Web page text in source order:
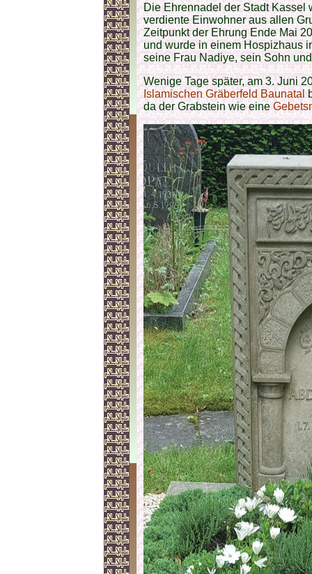
Die Ehrennadel der Stadt Kassel
verdiente Einwohner aus allen
Zeitpunkt der Ehrung Ende Mai
und wurde in einem Hospizhaus
seine Frau Nadiye, sein Sohn
Wenige Tage später, am 3. Juni
Islamischen Gräberfeld Baunatal
da der Grabstein wie eine